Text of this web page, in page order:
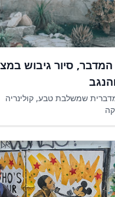
סיור גיבוש
שמשלבת טבע, קולינריה